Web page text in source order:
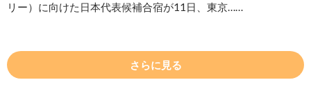
リー）に向けた日本代表候補合宿が11日、東京……
さらに見る